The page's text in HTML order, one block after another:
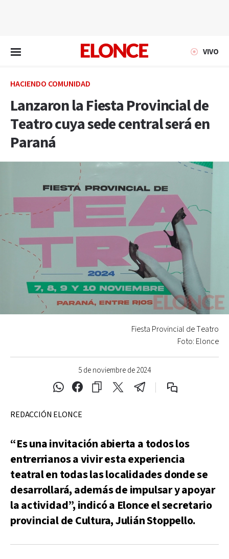
VIVO
HACIENDO COMUNIDAD
Lanzaron la Fiesta Provincial de
Teatro cuya sede central será en
Paraná
5 de noviembre de 2024
Fiesta Provincial de Teatro
Foto: Elonce
REDACCIÓN ELONCE
“Es una invitación abierta a todos los
entrerrianos a vivir esta experiencia
teatral en todas las localidades donde se
desarrollará, además de impulsar y apoyar
la actividad”, indicó a Elonce el secretario
provincial de Cultura, Julián Stoppello.